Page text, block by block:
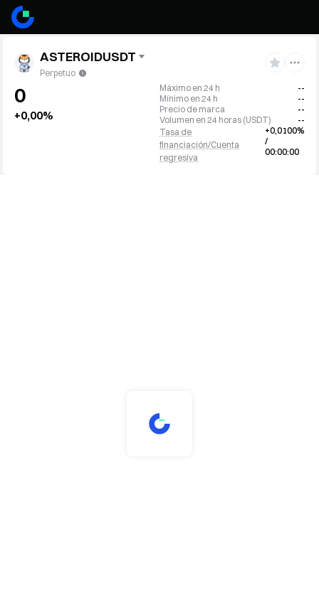
ASTEROIDUSDT
Perpetuo
0
+0,00%
Máximo en 24 h
--
Mínimo en 24 h
--
Precio de marca
--
Volumen en 24 horas (USDT)
--
Tasa de
financiación/Cuenta
regresiva
+0,0100%
/
00:00:00